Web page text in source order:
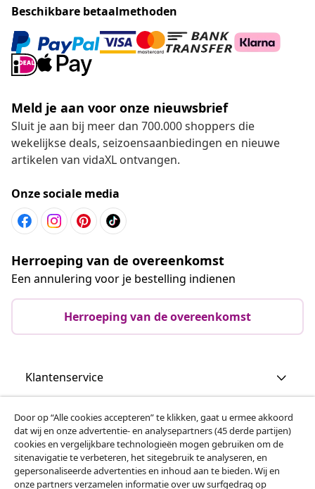
Beschikbare betaalmethoden
Meld je aan voor onze nieuwsbrief
Sluit je aan bij meer dan 700.000 shoppers die
wekelijkse deals, seizoensaanbiedingen en nieuwe
artikelen van vidaXL ontvangen.
Onze sociale media
Herroeping van de overeenkomst
Een annulering voor je bestelling indienen
Herroeping van de overeenkomst
Klantenservice
Zakelijk
vidaXL
Door op “Alle cookies accepteren” te klikken, gaat u ermee akkoord
dat wij en onze advertentie- en analysepartners (45 derde partijen)
cookies en vergelijkbare technologieën mogen gebruiken om de
sitenavigatie te verbeteren, het sitegebruik te analyseren, en
gepersonaliseerde advertenties en inhoud aan te bieden. Wij en
onze partners verzamelen informatie over uw surfgedrag op